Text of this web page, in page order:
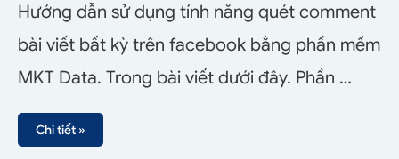
Hướng dẫn sử dụng tính năng quét comment
bài viết bất kỳ trên facebook bằng phần mềm
MKT Data. Trong bài viết dưới đây. Phần …
Chi tiết »